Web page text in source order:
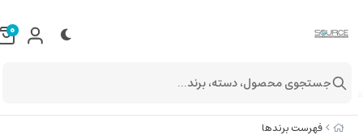
فهرست برندها
0
جستجوی محصول، دسته، برند...